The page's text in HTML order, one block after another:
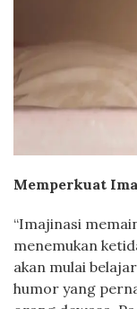
Memperkuat
“Imajinasi
menemukan
akan mulai
humor yang